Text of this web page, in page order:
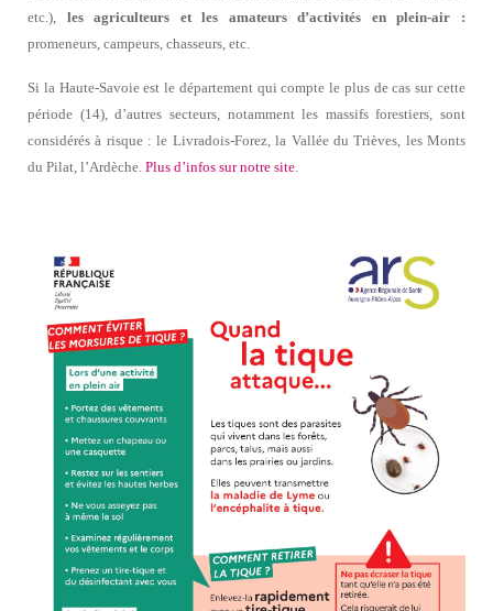
etc.), les agriculteurs et les amateurs d’activités en plein-air :
promeneurs, campeurs, chasseurs, etc.
Si la Haute-Savoie est le département qui compte le plus de cas sur cette
période (14), d’autres secteurs, notamment les massifs forestiers, sont
considérés à risque : le Livradois-Forez, la Vallée du Trièves, les Monts
du Pilat, l’Ardèche. Plus d’infos sur notre site